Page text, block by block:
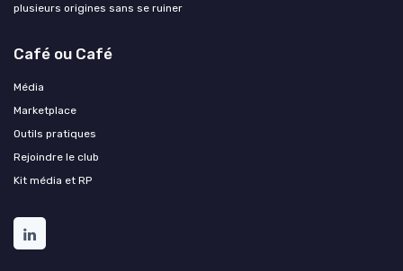
plusieurs origines sans se ruiner
Café ou Café
Média
Marketplace
Outils pratiques
Rejoindre le club
Kit média et RP